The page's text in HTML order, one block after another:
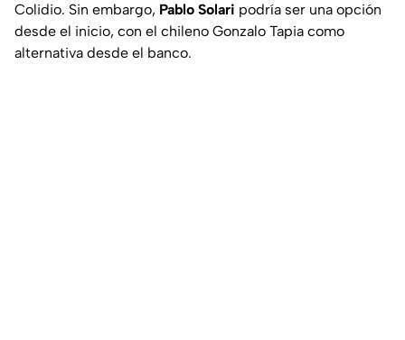
Colidio. Sin embargo, Pablo Solari podría ser una opción
desde el inicio, con el chileno Gonzalo Tapia como
alternativa desde el banco.